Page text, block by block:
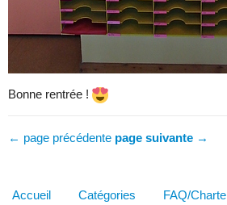
Bonne rentrée !
← page précédente page suivante →
Accueil Catégories FAQ/Charte